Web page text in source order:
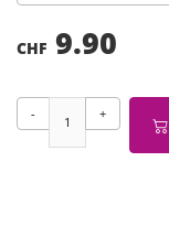
CHF 9.90
- +